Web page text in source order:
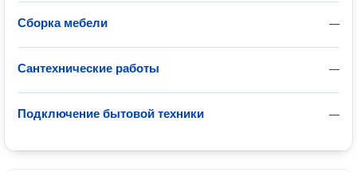
—
Сборка мебели
—
Сантехнические работы
—
Подключение бытовой техники